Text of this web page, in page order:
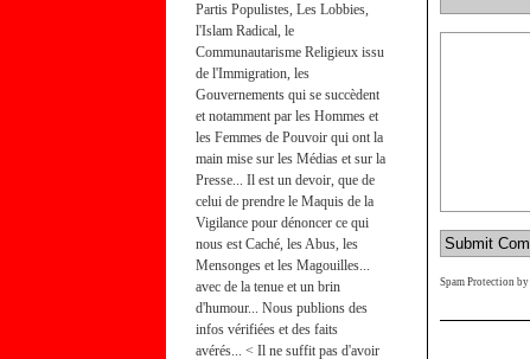
Partis Populistes, Les Lobbies,
l'Islam Radical, le
Communautarisme Religieux issu
de l'Immigration, les
Gouvernements qui se succèdent
et notamment par les Hommes et
les Femmes de Pouvoir qui ont la
main mise sur les Médias et sur la
Presse... Il est un devoir, que de
celui de prendre le Maquis de la
Vigilance pour dénoncer ce qui
nous est Caché, les Abus, les
Mensonges et les Magouilles...
avec de la tenue et un brin
d'humour... Nous publions des
infos vérifiées et des faits
avérés... < Il ne suffit pas d'avoir
Spam Protection by